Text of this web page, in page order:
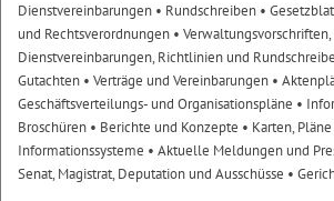
Dienstvereinbarungen • Rundschreiben •
und Rechtsverordnungen •
Dienstvereinbarungen, Richtlinien und
Gutachten • Verträge und Vereinbarungen •
Geschäftsverteilungs- und Organisationspläne •
Broschüren • Berichte und Konzepte • Karten,
Informationssysteme • Aktuelle Meldungen und
Senat, Magistrat, Deputation und Ausschüsse •